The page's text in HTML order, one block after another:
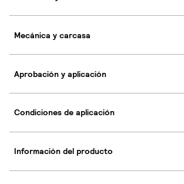
Mecánica y carcasa
Aprobación y aplicación
Condiciones de aplicación
Información del producto